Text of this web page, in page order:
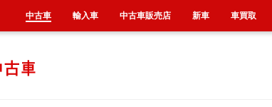
中古車 輸入車 中古車販売店 新車 車買取